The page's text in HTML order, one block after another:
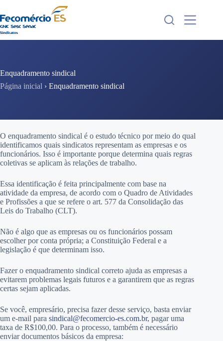
para
o
conteúdo
Enquadramento sindical
Página inicial › Enquadramento sindical
O enquadramento sindical é o estudo técnico por meio do qual
identificamos quais sindicatos representam as empresas e os
funcionários. Isso é importante porque determina quais regras
coletivas se aplicam às relações de trabalho.
Essa identificação é feita principalmente com base na
atividade da empresa, de acordo com o Quadro de Atividades
e Profissões a que se refere o art. 577 da Consolidação das
Leis do Trabalho (CLT).
Não é algo que as empresas ou os funcionários possam
escolher por conta própria; a Constituição Federal e a
legislação é que determinam isso.
Fazer o enquadramento sindical correto ajuda as empresas a
evitarem problemas legais futuros e a garantirem que as regras
certas sejam aplicadas.
Se você, empresário, precisa fazer desse serviço, basta enviar
um e-mail para sindical@fecomercio-es.com.br, pagar uma
taxa de R$100,00. Para o processo, também é necessário
enviar documentos básicos da empresa: